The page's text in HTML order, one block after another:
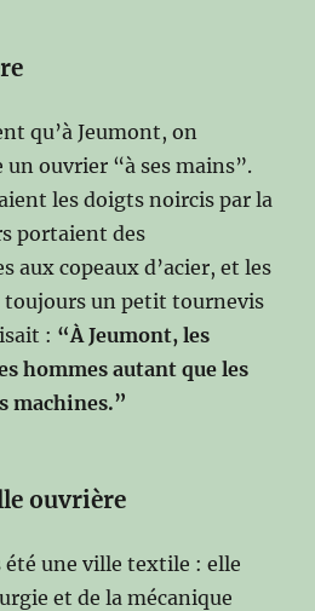
qu’à Jeumont, on
ouvrier “à ses mains”.
les doigts noircis par la
portaient des
aux copeaux d’acier, et les
toujours un petit tournevis
: “À Jeumont, les
hommes autant que les
machines.”
ouvrière
été une ville textile : elle
et de la mécanique